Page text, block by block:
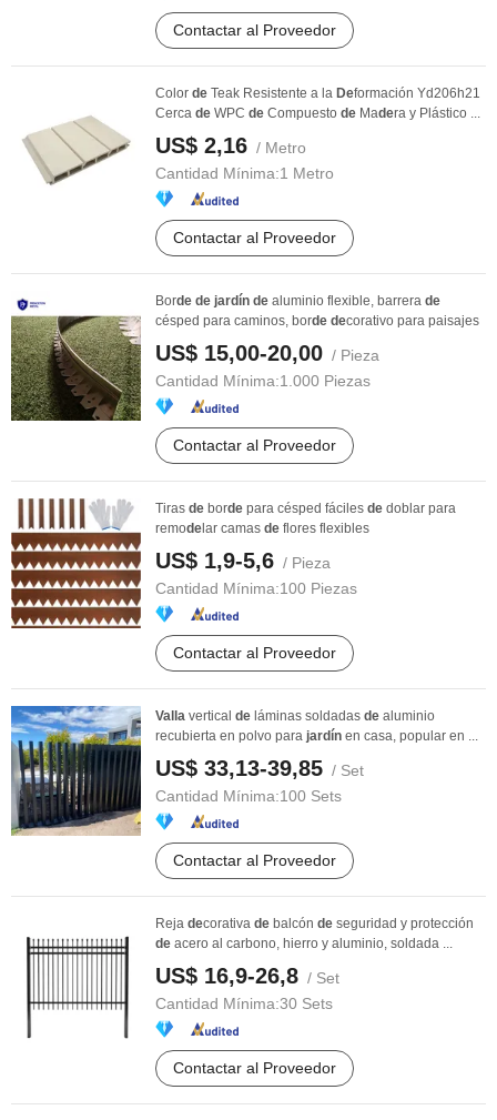
Contactar al Proveedor
Color de Teak Resistente a la Deformación Yd206h21
Cerca de WPC de Compuesto de Madera y Plástico ...
US$ 2,16 / Metro
Cantidad Mínima:1 Metro
Contactar al Proveedor
Borde de jardín de aluminio flexible, barrera de
césped para caminos, borde decorativo para paisajes
US$ 15,00-20,00 / Pieza
Cantidad Mínima:1.000 Piezas
Contactar al Proveedor
Tiras de borde para césped fáciles de doblar para
remode lar camas de flores flexibles
US$ 1,9-5,6 / Pieza
Cantidad Mínima:100 Piezas
Contactar al Proveedor
Valla vertical de láminas soldadas de aluminio
recubierta en polvo para jardín en casa, popular en ...
US$ 33,13-39,85 / Set
Cantidad Mínima:100 Sets
Contactar al Proveedor
Reja decorativa de balcón de seguridad y protección
de acero al carbono, hierro y aluminio, soldada ...
US$ 16,9-26,8 / Set
Cantidad Mínima:30 Sets
Contactar al Proveedor